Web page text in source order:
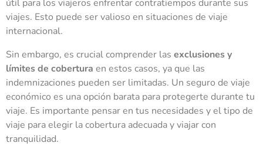
útil para los viajeros enfrentar contratiempos durante sus
viajes. Esto puede ser valioso en situaciones de viaje
internacional.
Sin embargo, es crucial comprender las exclusiones y
límites de cobertura en estos casos, ya que las
indemnizaciones pueden ser limitadas. Un seguro de viaje
económico es una opción barata para protegerte durante tu
viaje. Es importante pensar en tus necesidades y el tipo de
viaje para elegir la cobertura adecuada y viajar con
tranquilidad.